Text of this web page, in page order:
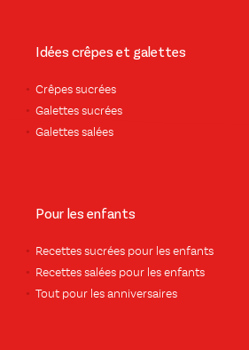
Idées crêpes et galettes
Crêpes sucrées
Galettes sucrées
Galettes salées
Pour les enfants
Recettes sucrées pour les enfants
Recettes salées pour les enfants
Tout pour les anniversaires